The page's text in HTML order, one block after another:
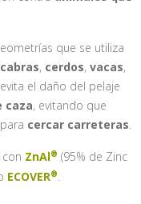
que se utiliza
cabras, cerdos, vacas,
el daño del pelaje
caza, evitando que
cercar carreteras.
ZnAl
(95% de Zinc
ECOVER .